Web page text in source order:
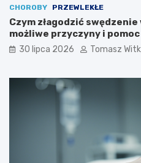
CHOROBY PRZEWLEKŁE
Czym złagodzić
możliwe przyczyny i pomoc
30 lipca 2026 Tomasz